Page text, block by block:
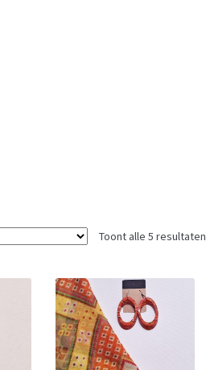
Toont alle 5 resultaten